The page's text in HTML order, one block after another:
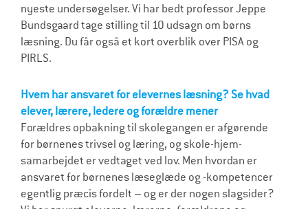
nyeste undersøgelser. Vi har bedt professor Jeppe
Bundsgaard tage stilling til 10 udsagn om børns
læsning. Du får også et kort overblik over PISA og
PIRLS.
Hvem har ansvaret for elevernes læsning? Se hvad
elever, lærere, ledere og forældre mener
Forældres opbakning til skolegangen er afgørende
for børnenes trivsel og læring, og skole-hjem-
samarbejdet er vedtaget ved lov. Men hvordan er
ansvaret for børnenes læseglæde og -kompetencer
egentlig præcis fordelt – og er der nogen slagsider?